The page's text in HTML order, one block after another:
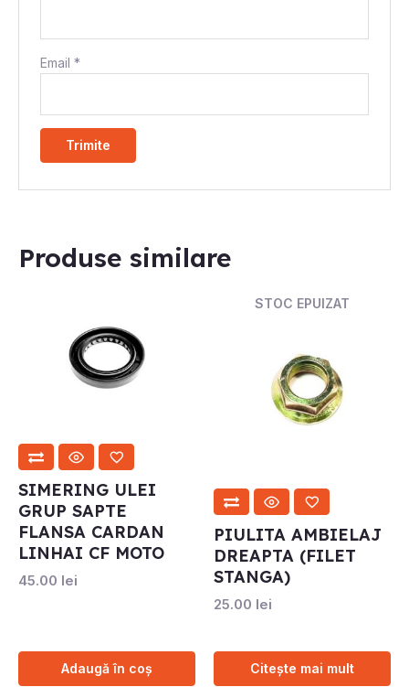
Email*
Produse similare
SIMERING ULEI
GRUP SAPTE
FLANSA CARDAN
LINHAI CF MOTO
45.00 lei
Adaugă în coș
STOC EPUIZAT
PIULITA AMBIELAJ
DREAPTA (FILET
STANGA)
25.00 lei
Citește mai mult